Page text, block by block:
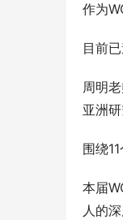
作为
目前
周明
亚洲研
围绕
本届
人的